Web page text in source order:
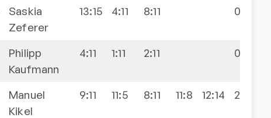
Saskia
Zeferer
13:15 4:11 8:11 0:3
Philipp
Kaufmann
4:11 1:11 2:11 0:3
Manuel
Kikel
9:11 11:5 8:11 11:8 12:14 2:3